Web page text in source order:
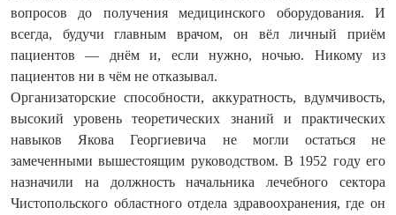
вопросов до получения медицинского оборудования. И
всегда, будучи главным врачом, он вёл личный приём
пациентов — днём и, если нужно, ночью. Никому из
пациентов ни в чём не отказывал.
Организаторские способности, аккуратность, вдумчивость,
высокий уровень теоретических знаний и практических
навыков Якова Георгиевича не могли остаться не
замеченными вышестоящим руководством. В 1952 году его
назначили на должность начальника лечебного сектора
Чистопольского областного отдела здравоохранения, где он